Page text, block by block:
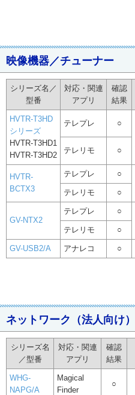
映像機器／チューナー
シリーズ名／
型番
対応・関連
アプリ
確認
結果
HVTR-T3HD
シリーズ
HVTR-T3HD1
HVTR-T3HD2
テレプレ
○
テレリモ
○
HVTR-
BCTX3
テレプレ ○
テレリモ ○
GV-NTX2
テレプレ ○
テレリモ ○
GV-USB2/A アナレコ ○
ネットワーク（法人向け）
シリーズ名
／型番
対応・関連
アプリ
確認
結果
WHG-
NAPG/A
Magical
Finder
○